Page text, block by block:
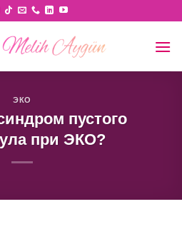
ЭКО
пустого
при ЭКО?